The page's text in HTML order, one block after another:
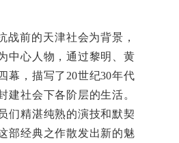
战前的天津社会为背景，
中心人物，通过黎明、黄
幕，描写了20世纪30年代
建社会下各阶层的生活。
们精湛纯熟的演技和默契
部经典之作散发出新的魅